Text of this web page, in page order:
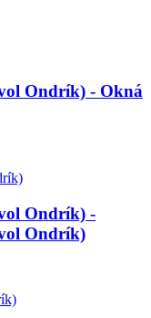
Ondrík) - Okná
Ondrík) -
Ondrík)